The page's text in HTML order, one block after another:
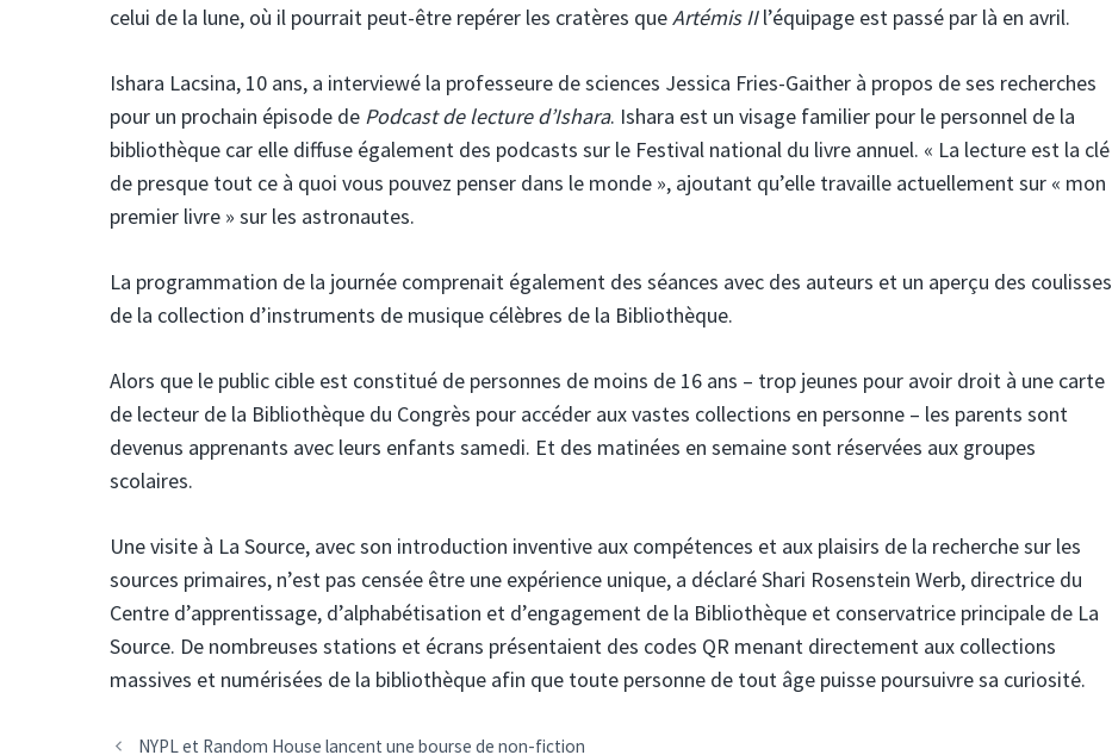
celui de la lune, où il pourrait peut-être repérer les cratères queArtémis IIl’équipage est passé par là en avril.
Ishara Lacsina, 10 ans, a interviewé la professeure de sciences Jessica Fries-Gaither à propos de ses recherches
pour un prochain épisode de Podcast de lecture d’Ishara. Ishara est un visage familier pour le personnel de la
bibliothèque car elle diffuse également des podcasts sur le Festival national du livre annuel. « La lecture est la clé
de presque tout ce à quoi vous pouvez penser dans le monde », ajoutant qu’elle travaille actuellement sur « mon
premier livre » sur les astronautes.
La programmation de la journée comprenait également des séances avec des auteurs et un aperçu des coulisses
de la collection d’instruments de musique célèbres de la Bibliothèque.
Alors que le public cible est constitué de personnes de moins de 16 ans – trop jeunes pour avoir droit à une carte
de lecteur de la Bibliothèque du Congrès pour accéder aux vastes collections en personne – les parents sont
devenus apprenants avec leurs enfants samedi. Et des matinées en semaine sont réservées aux groupes
scolaires.
Une visite à La Source, avec son introduction inventive aux compétences et aux plaisirs de la recherche sur les
sources primaires, n’est pas censée être une expérience unique, a déclaré Shari Rosenstein Werb, directrice du
Centre d’apprentissage, d’alphabétisation et d’engagement de la Bibliothèque et conservatrice principale de La
Source. De nombreuses stations et écrans présentaient des codes QR menant directement aux collections
massives et numérisées de la bibliothèque afin que toute personne de tout âge puisse poursuivre sa curiosité.
NYPL et Random House lancent une bourse de non-fiction